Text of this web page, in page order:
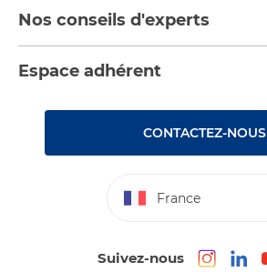
Devenez adhérent
Les services BigMat
Les Bâtisseurs du Sport
Par pièces
Nos catalogues
Rencontres
Nos conseils d'experts
Espace adhérent
CONTACTEZ-NOUS
France
Suivez-nous